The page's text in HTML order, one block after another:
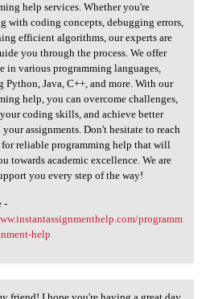
help services. Whether you're
with coding concepts, debugging errors,
efficient algorithms, our experts are
you through the process. We offer
in various programming languages,
Python, Java, C++, and more. With our
help, you can overcome challenges,
coding skills, and achieve better
your assignments. Don't hesitate to reach
for reliable programming help that will
towards academic excellence. We are
you every step of the way!
-
programm
help